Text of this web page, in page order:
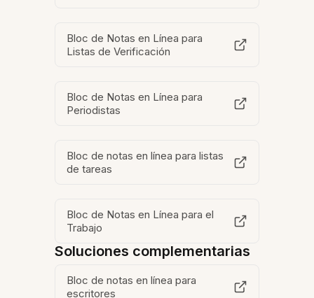
Bloc de Notas en Línea para
Listas de Verificación
Bloc de Notas en Línea para
Periodistas
Bloc de notas en línea para listas
de tareas
Bloc de Notas en Línea para el
Trabajo
Soluciones complementarias
Bloc de notas en línea para
escritores